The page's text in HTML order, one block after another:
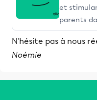
et
parents
N'hésite pas à nous
Noémie